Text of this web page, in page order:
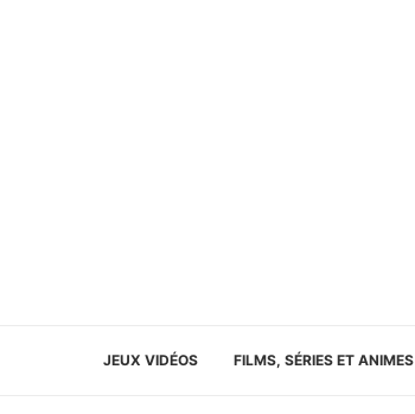
JEUX VIDÉOS FILMS, SÉRIES ET ANIMES